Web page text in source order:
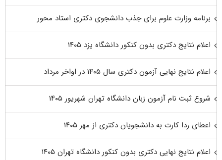
برنامه وزارت علوم برای جذب دانشجوی دکتری استاد محور
اعلام نتایج دکتری بدون کنکور دانشگاه یزد ۱۴۰۵
اعلام نتایج نهایی آزمون دکتری سال ۱۴۰۵ در اواخر مرداد
شروع ثبت نام آزمون زبان دانشگاه تهران شهریور ۱۴۰۵
اعطای ردا کارت به دانشجویان دکتری از مهر ۱۴۰۵
اعلام نتایج نهایی دکتری بدون کنکور دانشگاه تهران ۱۴۰۵